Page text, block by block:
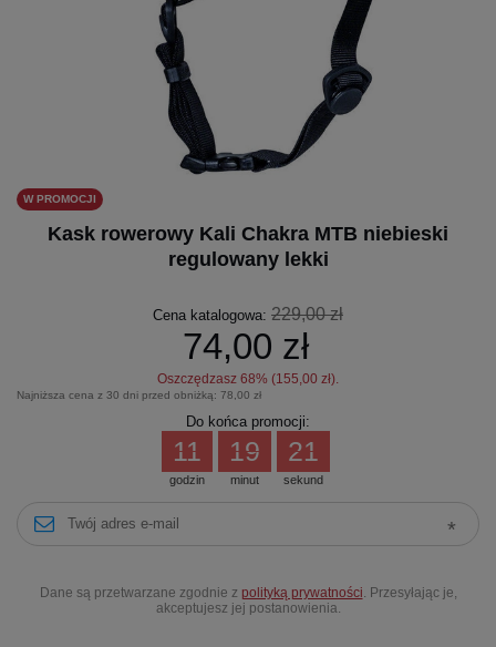
W PROMOCJI
Kask rowerowy Kali Chakra MTB niebieski
regulowany lekki
Cena katalogowa: 229,00 zł
74,00 zł
Oszczędzasz 68% (155,00 zł).
Najniższa cena z 30 dni przed obniżką: 78,00 zł
Do końca promocji:
godzin
11
minut
19
sekund
21
Dane są przetwarzane zgodnie z polityką prywatności . Przesyłając je,
akceptujesz jej postanowienia.